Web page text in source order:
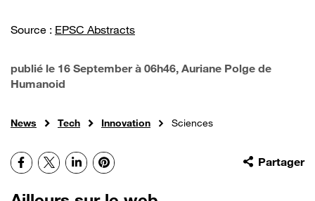
Source : EPSC Abstracts
publié le 16 September à 06h46, Auriane Polge de
Humanoid
News Tech Innovation Sciences
Partager
Facebook
X LinkedInPinterest